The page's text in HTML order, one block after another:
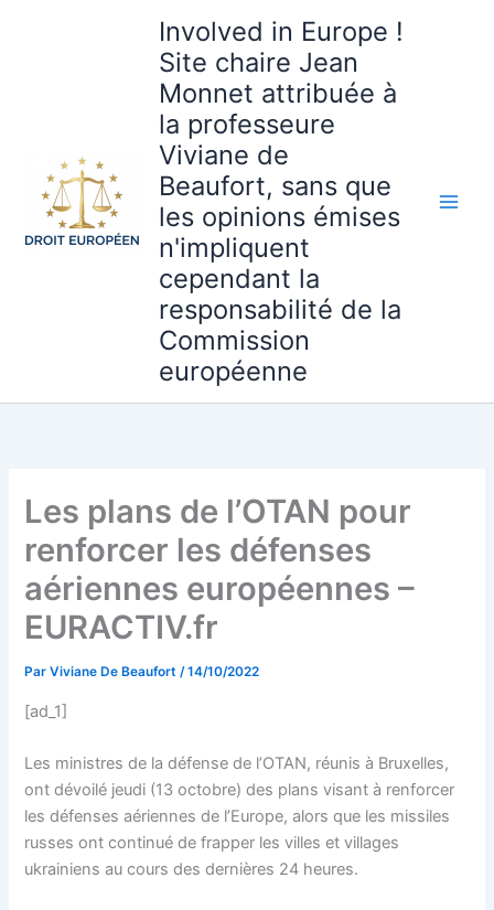
Involved in Europe !
Site chaire Jean
Monnet attribuée à
la professeure
Viviane de
Beaufort, sans que
les opinions émises
n'impliquent
cependant la
responsabilité de la
Commission
européenne
Les plans de l’OTAN pour
renforcer les défenses
aériennes européennes –
EURACTIV.fr
ParViviane De Beaufort/14/10/2022
[ad_1]
Les ministres de la défense de l’OTAN, réunis à Bruxelles,
ont dévoilé jeudi (13 octobre) des plans visant à renforcer
les défenses aériennes de l’Europe, alors que les missiles
russes ont continué de frapper les villes et villages
ukrainiens au cours des dernières 24 heures.